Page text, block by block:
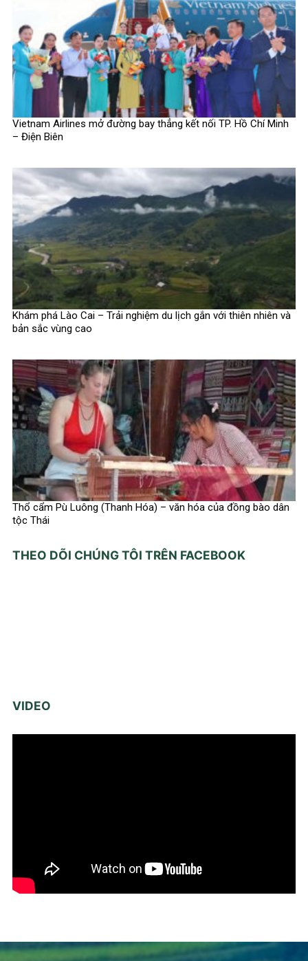
Vietnam Airlines mở đường bay thẳng kết nối TP. Hồ Chí Minh
– Điện Biên
Khám phá Lào Cai – Trải nghiệm du lịch gắn với thiên nhiên và
bản sắc vùng cao
Thổ cẩm Pù Luông (Thanh Hóa) – văn hóa của đồng bào dân
tộc Thái
THEO DÕI CHÚNG TÔI TRÊN FACEBOOK
VIDEO